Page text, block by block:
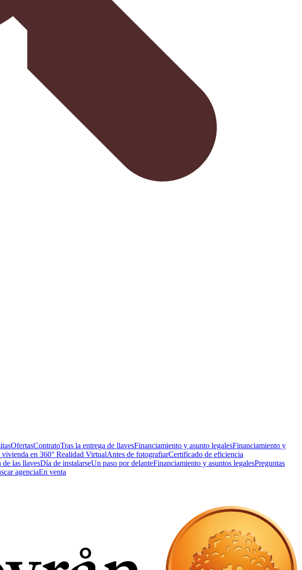
OfertasContratoTras la entrega de llavesFinanciamiento y asunto legalesFinanciamiento y
en 360° Realidad VirtualAntes de fotografiarCertificado de eficiencia
de las llavesDía de instalarseUn paso por delanteFinanciamiento y asuntos legalesPreguntas
agenciaEn venta